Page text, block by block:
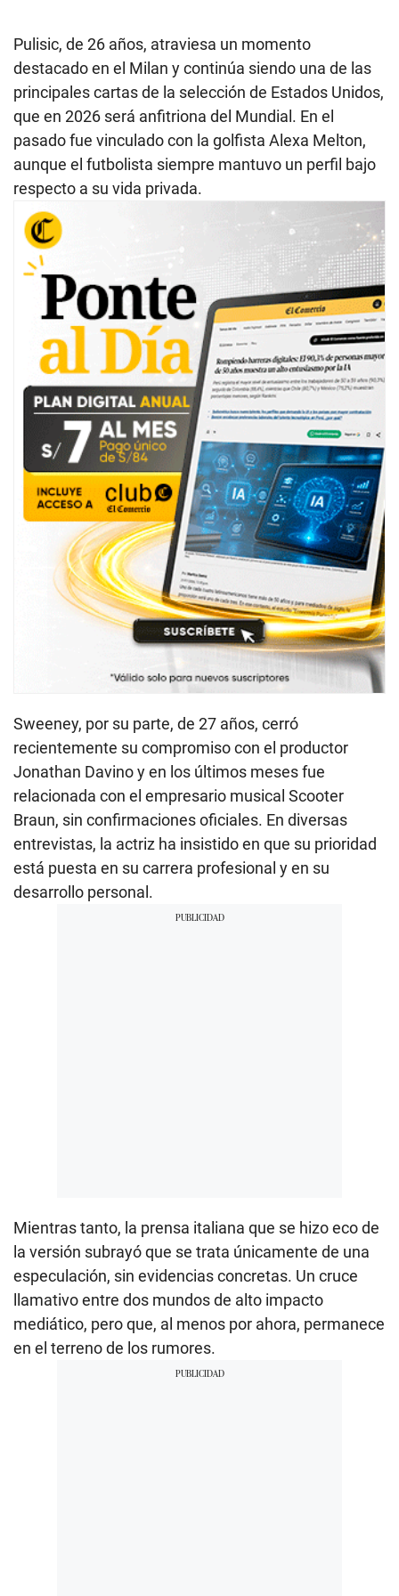
Pulisic, de 26 años, atraviesa un momento
destacado en el Milan y continúa siendo una de las
principales cartas de la selección de Estados Unidos,
que en 2026 será anfitriona del Mundial. En el
pasado fue vinculado con la golfista Alexa Melton,
aunque el futbolista siempre mantuvo un perfil bajo
respecto a su vida privada.
Sweeney, por su parte, de 27 años, cerró
recientemente su compromiso con el productor
Jonathan Davino y en los últimos meses fue
relacionada con el empresario musical Scooter
Braun, sin confirmaciones oficiales. En diversas
entrevistas, la actriz ha insistido en que su prioridad
está puesta en su carrera profesional y en su
desarrollo personal.
Mientras tanto, la prensa italiana que se hizo eco de
la versión subrayó que se trata únicamente de una
especulación, sin evidencias concretas. Un cruce
llamativo entre dos mundos de alto impacto
mediático, pero que, al menos por ahora, permanece
en el terreno de los rumores.